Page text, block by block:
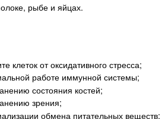
рыбе и яйцах.
клеток от оксидативного стресса;
работе иммунной системы;
состояния костей;
зрения;
обмена питательных веществ;